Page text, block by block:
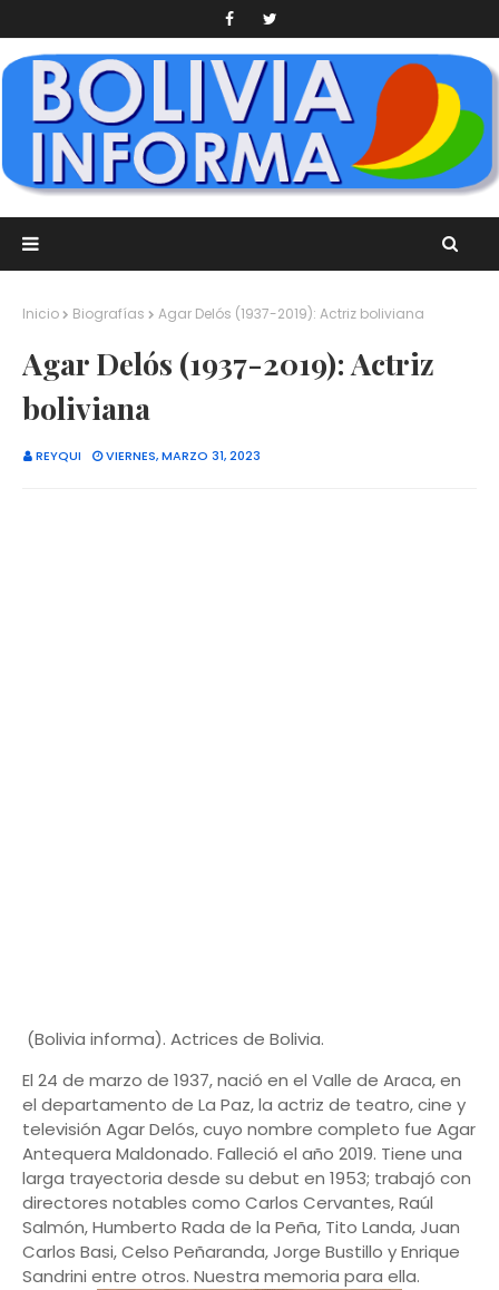
Inicio Biografías Agar Delós (1937-2019): Actriz boliviana
Agar Delós (1937-2019): Actriz
boliviana
REYQUI VIERNES, MARZO 31, 2023
(Bolivia informa). Actrices de Bolivia.
El 24 de marzo de 1937, nació en el Valle de Araca, en
el departamento de La Paz, la actriz de teatro, cine y
televisión Agar Delós, cuyo nombre completo fue Agar
Antequera Maldonado. Falleció el año 2019. Tiene una
larga trayectoria desde su debut en 1953; trabajó con
directores notables como Carlos Cervantes, Raúl
Salmón, Humberto Rada de la Peña, Tito Landa, Juan
Carlos Basi, Celso Peñaranda, Jorge Bustillo y Enrique
Sandrini entre otros. Nuestra memoria para ella.